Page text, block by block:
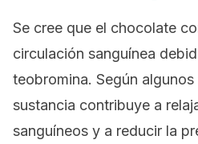
Se cree que el chocolate
circulación sanguínea
teobromina. Según algunos
sustancia contribuye a
sanguíneos y a reducir la